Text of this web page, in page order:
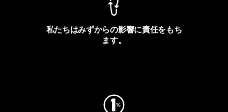
私たちはみずからの影響に責任をもち
ます。